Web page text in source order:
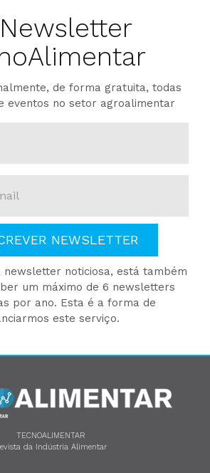
Newsletter
de forma gratuita, todas
eventos no setor agroalimentar
NEWSLETTER
newsletter noticiosa, está também
um máximo de 6 newsletters
por ano. Esta é a forma de
este serviço.
TECNOALIMENTAR
da Indústria Alimentar